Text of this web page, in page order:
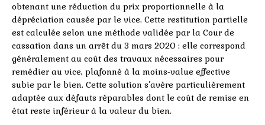
obtenant une réduction du prix proportionnelle à la
dépréciation causée par le vice. Cette restitution partielle
est calculée selon une méthode validée par la Cour de
cassation dans un arrêt du 3 mars 2020 : elle correspond
généralement au coût des travaux nécessaires pour
remédier au vice, plafonné à la moins-value effective
subie par le bien. Cette solution s’avère particulièrement
adaptée aux défauts réparables dont le coût de remise en
état reste inférieur à la valeur du bien.